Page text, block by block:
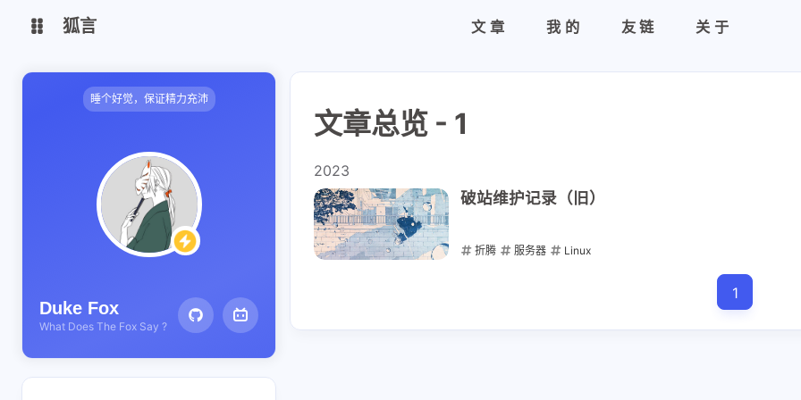
My Blog Narukami.Work
狐言 文章 我的 友链 关于
文章总览 - 1
2023
破站维护记录（旧）
折腾 服务器 Linux
1
睡个好觉，保证精力充沛
Duke Fox
What Does The Fox Say ?